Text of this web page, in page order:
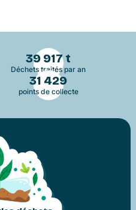
39 917 t
Déchets traités par an
31 429
points de collecte